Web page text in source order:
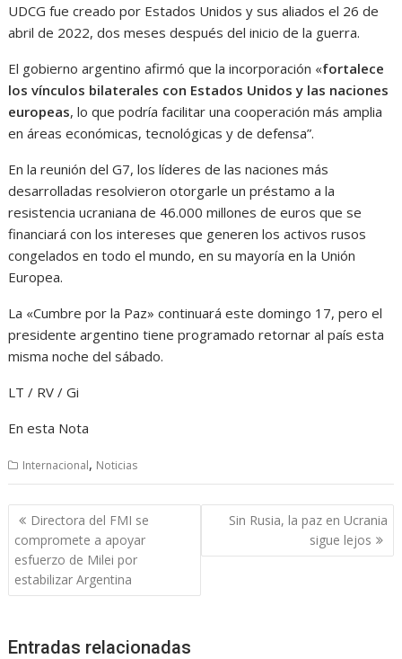
UDCG fue creado por Estados Unidos y sus aliados el 26 de
abril de 2022, dos meses después del inicio de la guerra.
El gobierno argentino afirmó que la incorporación «fortalece
los vínculos bilaterales con Estados Unidos y las naciones
europeas, lo que podría facilitar una cooperación más amplia
en áreas económicas, tecnológicas y de defensa”.
En la reunión del G7, los líderes de las naciones más
desarrolladas resolvieron otorgarle un préstamo a la
resistencia ucraniana de 46.000 millones de euros que se
financiará con los intereses que generen los activos rusos
congelados en todo el mundo, en su mayoría en la Unión
Europea.
La «Cumbre por la Paz» continuará este domingo 17, pero el
presidente argentino tiene programado retornar al país esta
misma noche del sábado.
LT / RV / Gi
En esta Nota
Internacional, Noticias
Navegación
de
entradas
Directora del FMI se
compromete a apoyar
esfuerzo de Milei por
estabilizar Argentina
Sin Rusia, la paz en Ucrania
sigue lejos
Entradas relacionadas